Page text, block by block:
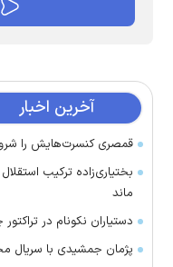
آخرین اخبار
قمصری کنسرت‌هایش را
بختیاری‌زاده ترکیب
ماند
دستیاران نکونام در
پژمان جمشیدی با سریال